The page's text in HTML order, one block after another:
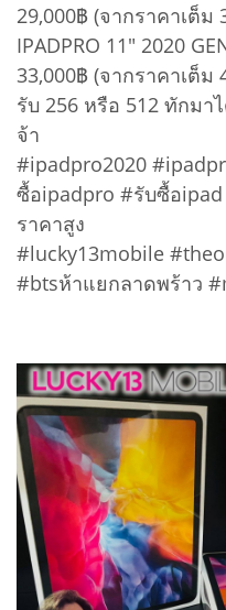
29,000฿ (จากราคาเต็ม
IPADPRO 11" 2020
33,000฿ (จากราคาเต็ม
รับ 256 หรือ 512 ทักม
จ้า
#ipadpro2020
ซื้อipadpro #รับซื้อ
ราคาสูง
#lucky13mobile
#btsห้าแยกลาดพร้าว